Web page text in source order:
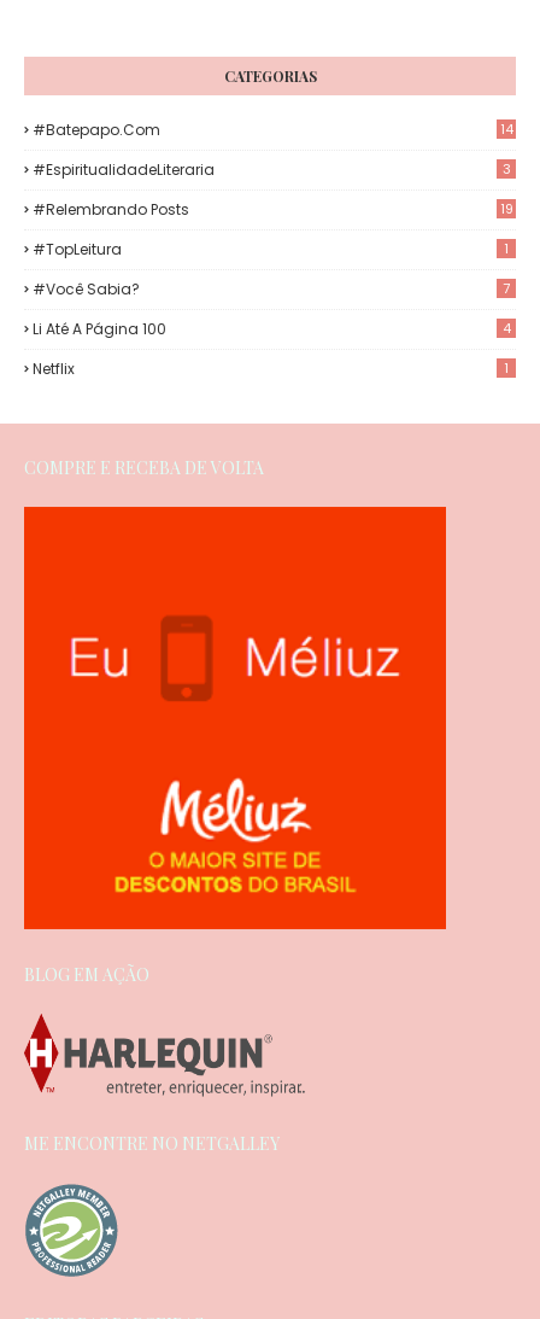
CATEGORIAS
#Batepapo.com 14
#EspiritualidadeLiteraria 3
#Relembrando Posts 19
#TopLeitura 1
#Você Sabia? 7
Li Até A Página 100 4
Netflix 1
COMPRE E RECEBA DE VOLTA
BLOG EM AÇÃO
ME ENCONTRE NO NETGALLEY